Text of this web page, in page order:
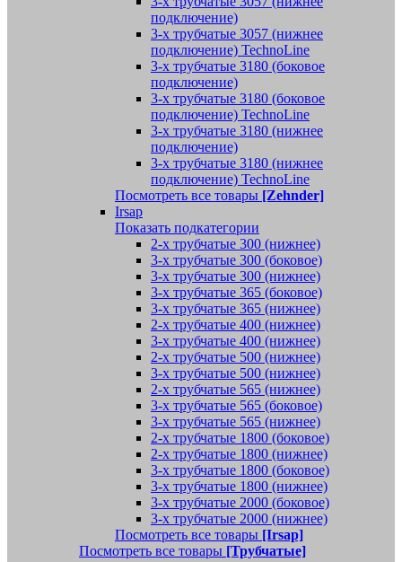
подключение)
3-х трубчатые 3057 (нижнее
подключение) TechnoLine
3-х трубчатые 3180 (боковое
подключение)
3-х трубчатые 3180 (боковое
подключение) TechnoLine
3-х трубчатые 3180 (нижнее
подключение)
3-х трубчатые 3180 (нижнее
подключение) TechnoLine
Посмотреть все товары [Zehnder]
Irsap
Показать подкатегории
2-х трубчатые 300 (нижнее)
3-х трубчатые 300 (боковое)
3-х трубчатые 300 (нижнее)
3-х трубчатые 365 (боковое)
3-х трубчатые 365 (нижнее)
2-х трубчатые 400 (нижнее)
3-х трубчатые 400 (нижнее)
2-х трубчатые 500 (нижнее)
3-х трубчатые 500 (нижнее)
2-х трубчатые 565 (нижнее)
3-х трубчатые 565 (боковое)
3-х трубчатые 565 (нижнее)
2-х трубчатые 1800 (боковое)
2-х трубчатые 1800 (нижнее)
3-х трубчатые 1800 (боковое)
3-х трубчатые 1800 (нижнее)
3-х трубчатые 2000 (боковое)
3-х трубчатые 2000 (нижнее)
Посмотреть все товары [Irsap]
Посмотреть все товары [Трубчатые]